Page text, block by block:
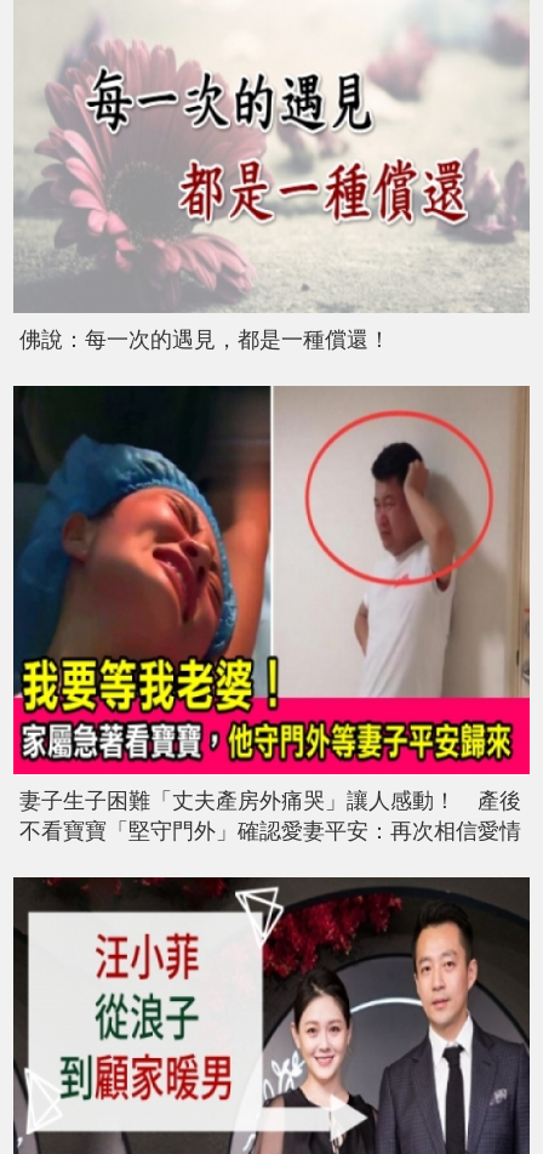
佛說：每一次的遇見，都是一種償還！
妻子生子困難「丈夫產房外痛哭」讓人感動！ 產後
不看寶寶「堅守門外」確認愛妻平安：再次相信愛情